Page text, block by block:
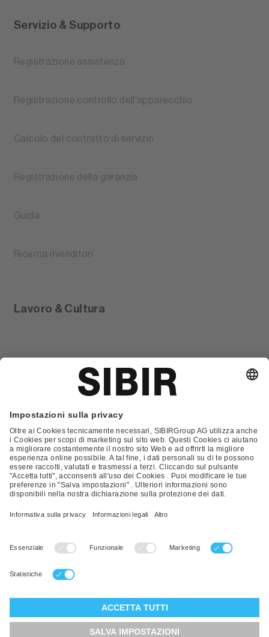
Servizio & Supporto
Registrazione assistenza
Registrazione controllo dell'apparecchio
Calcolo del contratto di servizio
Registrazione della garanzia
Guida
Ricerca rivenditori
Lavoro & Cultura
Contatto
FAQ
Condizioni Generali di Contratto